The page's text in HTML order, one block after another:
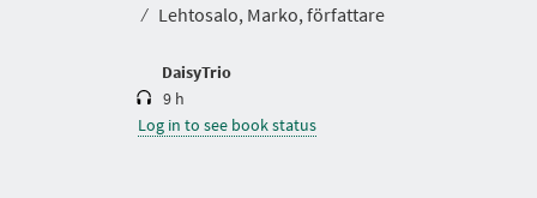
⁄ Lehtosalo, Marko, författare
DaisyTrio
i
9 h
Log in to see book status